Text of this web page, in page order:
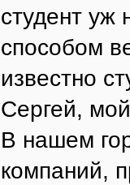
студент уж
способом
известно
Сергей,
В нашем
компаний,